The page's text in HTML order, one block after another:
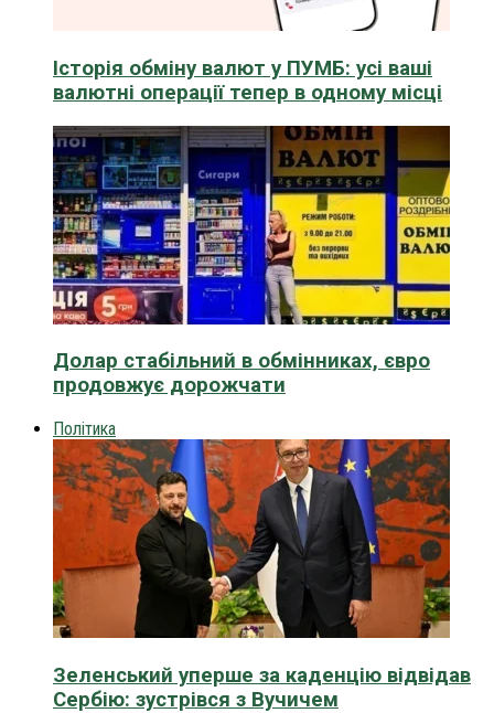
Історія обміну валют у ПУМБ: усі ваші
валютні операції тепер в одному місці
Долар стабільний в обмінниках, євро
продовжує дорожчати
Політика
Зеленський уперше за каденцію відвідав
Сербію: зустрівся з Вучичем